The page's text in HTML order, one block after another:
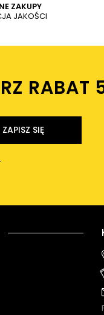
ZAKUPY
JAKOŚCI
RABAT
ZAPISZ SIĘ